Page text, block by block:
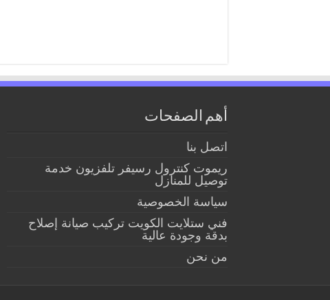
أهم الصفحات
اتصل بنا
ريموت كنترول رسيفر تلفزيون خدمة
توصيل للمنازل
سياسة الخصوصية
فني ستلايت الكويت تركيب صيانة إصلاح
بدقة وجودة عالية
من نحن